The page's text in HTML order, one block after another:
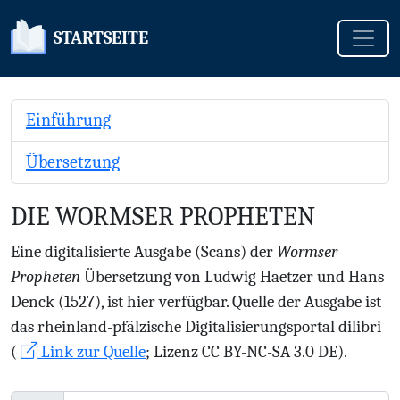
STARTSEITE
Einführung
Übersetzung
DIE WORMSER PROPHETEN
Eine digitalisierte Ausgabe (Scans) der Wormser
ProphetenÜbersetzung von Ludwig Haetzer und Hans
Denck (1527), ist hier verfügbar. Quelle der Ausgabe ist
das rheinland-pfälzische Digitalisierungsportal dilibri
(
Link zur Quelle; Lizenz CC BY-NC-SA 3.0 DE).